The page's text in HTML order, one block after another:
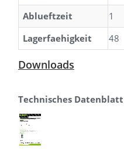
Ablueftzeit
1
Lagerfaehigkeit
48
Downloads
Technisches Datenblatt